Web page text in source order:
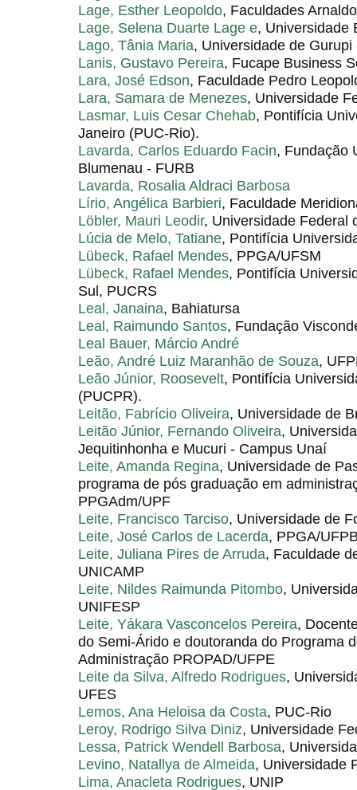
Lage, Esther Leopoldo, Faculdades
Lage, Selena Duarte Lage e, Universidade
Lago, Tânia Maria, Universidade de Gurupi
Lanis, Gustavo Pereira, Fucape Business
Lara, José Edson, Faculdade Pedro
Lara, Samara de Menezes, Universidade
Lasmar, Luis Cesar Chehab, Pontifícia
Janeiro (PUC-Rio).
Lavarda, Carlos Eduardo Facin, Fundação
Blumenau - FURB
Lavarda, Rosalia Aldraci Barbosa
Lírio, Angélica Barbieri, Faculdade
Löbler, Mauri Leodir, Universidade Federal
Lúcia de Melo, Tatiane, Pontifícia
Lübeck, Rafael Mendes, PPGA/UFSM
Lübeck, Rafael Mendes, Pontifícia
Sul, PUCRS
Leal, Janaina, Bahiatursa
Leal, Raimundo Santos, Fundação
Leal Bauer, Márcio André
Leão, André Luiz Maranhão de Souza,
Leão Júnior, Roosevelt, Pontifícia
(PUCPR).
Leitão, Fabrício Oliveira, Universidade de
Leitão Júnior, Fernando Oliveira,
Jequitinhonha e Mucuri - Campus Unaí
Leite, Amanda Regina, Universidade de
programa de pós graduação em
PPGAdm/UPF
Leite, Francisco Tarciso, Universidade de
Leite, José Carlos de Lacerda, PPGA/
Leite, Juliana Pires de Arruda, Faculdade
UNICAMP
Leite, Nildes Raimunda Pitombo,
UNIFESP
Leite, Yákara Vasconcelos Pereira,
do Semi-Árido e doutoranda do Programa
Administração PROPAD/UFPE
Leite da Silva, Alfredo Rodrigues,
UFES
Lemos, Ana Heloisa da Costa, PUC-Rio
Leroy, Rodrigo Silva Diniz, Universidade
Lessa, Patrick Wendell Barbosa,
Levino, Natallya de Almeida, Universidade
Lima, Anacleta Rodrigues, UNIP